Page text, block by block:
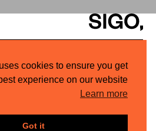
cookies to ensure you get
experience on our website.
Learn more
Got it